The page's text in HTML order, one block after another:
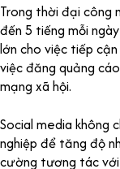
Trong thời đại công
đến 5 tiếng mỗi
lớn cho việc tiếp
việc đăng quảng
mạng xã hội.
Social media không
nghiệp để tăng độ
cường tương tác với